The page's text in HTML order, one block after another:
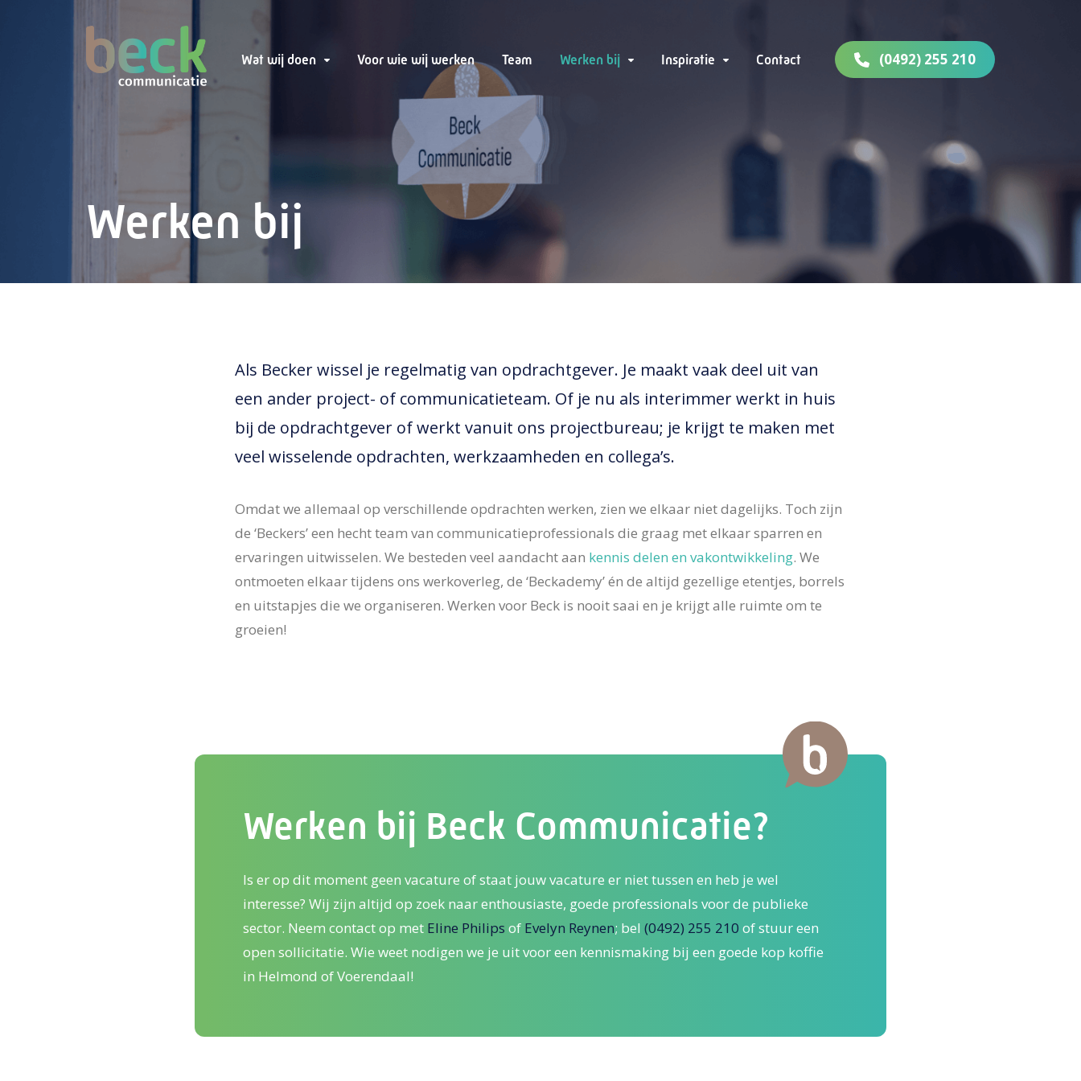
Wat wij doen Voor wie wij werken Team Werken bij Inspiratie Contact (0492) 255 210
Werken bij
Als Becker wissel je regelmatig van opdrachtgever. Je maakt vaak deel uit van
een ander project- of communicatieteam. Of je nu als interimmer werkt in huis
bij de opdrachtgever of werkt vanuit ons projectbureau; je krijgt te maken met
veel wisselende opdrachten, werkzaamheden en collega’s.
Omdat we allemaal op verschillende opdrachten werken, zien we elkaar niet dagelijks. Toch zijn
de ‘Beckers’ een hecht team van communicatieprofessionals die graag met elkaar sparren en
ervaringen uitwisselen. We besteden veel aandacht aan kennis delen en vakontwikkeling. We
ontmoeten elkaar tijdens ons werkoverleg, de ‘Beckademy’ én de altijd gezellige etentjes, borrels
en uitstapjes die we organiseren. Werken voor Beck is nooit saai en je krijgt alle ruimte om te
groeien!
Werken bij Beck Communicatie?
Is er op dit moment geen vacature of staat jouw vacature er niet tussen en heb je wel
interesse? Wij zijn altijd op zoek naar enthousiaste, goede professionals voor de publieke
sector. Neem contact op met Eline Philips of Evelyn Reynen; bel (0492) 255 210 of stuur een
open sollicitatie. Wie weet nodigen we je uit voor een kennismaking bij een goede kop koffie
in Helmond of Voerendaal!